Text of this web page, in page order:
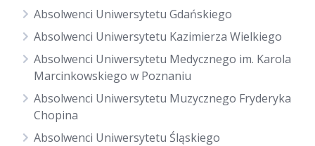
Absolwenci Uniwersytetu Gdańskiego
Absolwenci Uniwersytetu Kazimierza Wielkiego
Absolwenci Uniwersytetu Medycznego im. Karola
Marcinkowskiego w Poznaniu
Absolwenci Uniwersytetu Muzycznego Fryderyka
Chopina
Absolwenci Uniwersytetu Śląskiego